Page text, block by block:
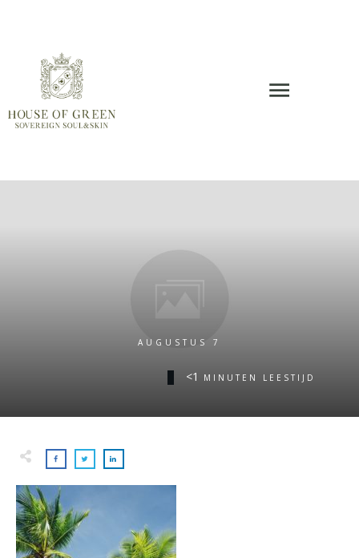
AUGUSTUS 7
<1 MINUTEN LEESTIJD